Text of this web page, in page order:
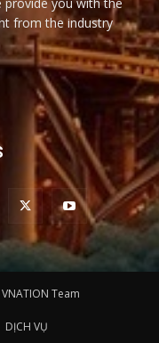
from the industry
Team
DỊCH VỤ